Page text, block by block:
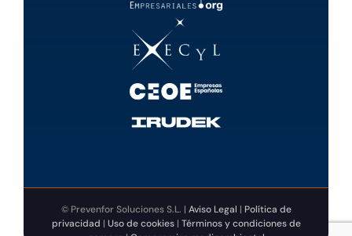
© Prevenfor Soluciones S.L. | Aviso Legal | Política de
privacidad | Uso de cookies| Términos y condiciones de